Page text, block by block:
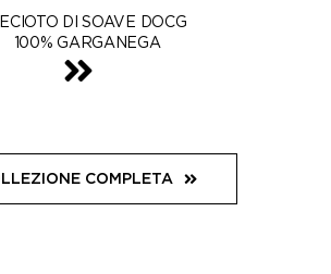
DI SOAVE DOCG
100% GARGANEGA
COMPLETA